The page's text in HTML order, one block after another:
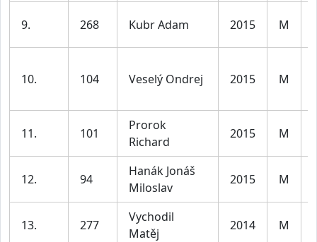
9. 268 Kubr Adam 2015 M
10. 104 Veselý Ondrej 2015 M
11. 101
Prorok
Richard
2015 M
12. 94
Hanák Jonáš
Miloslav
2015 M
13. 277
Vychodil
Matěj
2014 M